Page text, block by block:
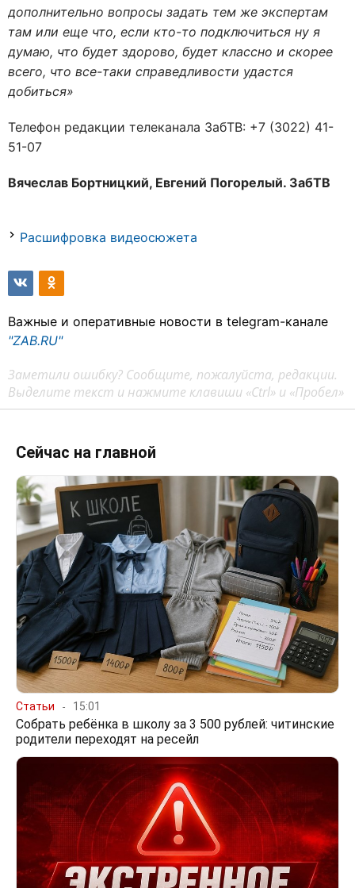
дополнительно вопросы задать тем же экспертам
там или еще что, если кто-то подключиться ну я
думаю, что будет здорово, будет классно и скорее
всего, что все-таки справедливости удастся
добиться»
Телефон редакции телеканала ЗабТВ: +7 (3022) 41-
51-07
Вячеслав Бортницкий, Евгений Погорелый. ЗабТВ
Расшифровка видеосюжета
Важные и оперативные новости в telegram-канале
"ZAB.RU"
Заметили ошибку? Сообщите, пожалуйста, редакции.
Выделите текст и нажмите клавиши «Ctrl» и «Пробел»
Сейчас на главной
Статьи 15:01
Собрать ребёнка в школу за 3 500 рублей: читинские
родители переходят на ресейл